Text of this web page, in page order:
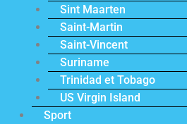
Sint Maarten
Saint-Martin
Saint-Vincent
Suriname
Trinidad et Tobago
US Virgin Island
Sport